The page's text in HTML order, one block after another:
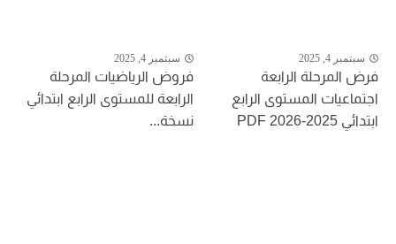
سبتمبر 4, 2025
فرض المرحلة الرابعة
اجتماعيات المستوى الرابع
ابتدائي 2025-2026 PDF
سبتمبر 4, 2025
فروض الرياضيات المرحلة
الرابعة للمستوى الرابع ابتدائي
نسخة...